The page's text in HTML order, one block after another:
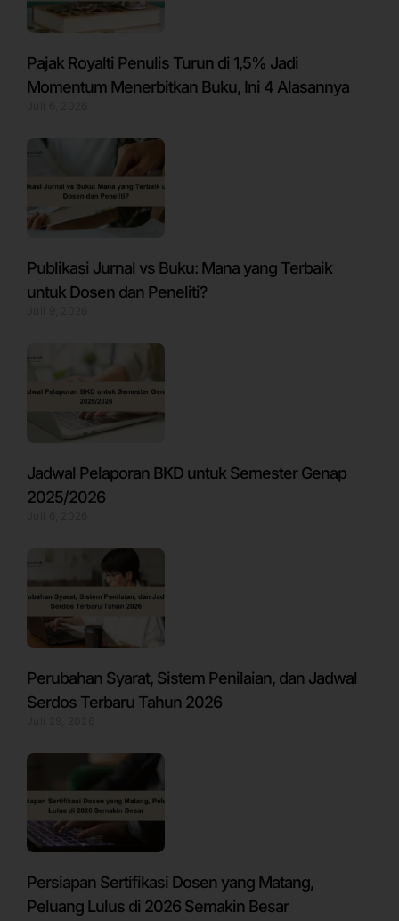
Pajak Royalti Penulis Turun di 1,5% Jadi
Momentum Menerbitkan Buku, Ini 4 Alasannya
Publikasi Jurnal vs Buku: Mana yang Terbaik
untuk Dosen dan Peneliti?
Jadwal Pelaporan BKD untuk Semester Genap
2025/2026
Perubahan Syarat, Sistem Penilaian, dan Jadwal
Serdos Terbaru Tahun 2026
Persiapan Sertifikasi Dosen yang Matang,
Peluang Lulus di 2026 Semakin Besar